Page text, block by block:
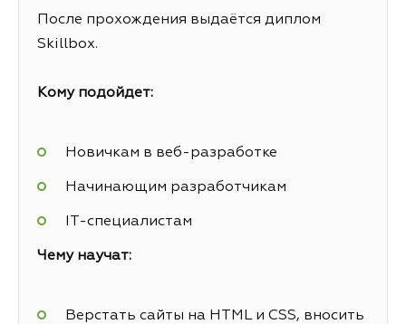
После прохождения выдаётся диплом
Skillbox.
Кому подойдет:
Новичкам в веб-разработке
Начинающим разработчикам
IT-специалистам
Чему научат:
Верстать сайты на HTML и CSS, вносить